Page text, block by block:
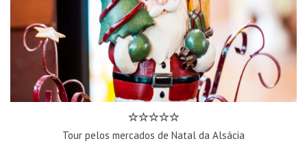
Tour pelos mercados de Natal da Alsácia